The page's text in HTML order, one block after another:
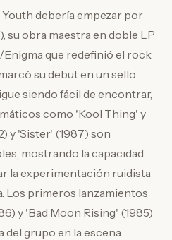
debería empezar por
su obra maestra en doble LP
que redefinió el rock
su debut en un sello
siendo fácil de encontrar,
como 'Kool Thing' y
y 'Sister' (1987) son
mostrando la capacidad
la experimentación ruidista
Los primeros lanzamientos
y 'Bad Moon Rising' (1985)
del grupo en la escena